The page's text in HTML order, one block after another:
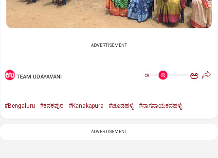
ADVERTISEMENT
TEAM UDAYAVANI ಅ ಅ
#Bengaluru #ಕನಕಪುರ #Kanakapura #ಚೂಡಹಳ್ಳಿ #ನಾಗನಾಯಕನಹಳ್ಳಿ
ADVERTISEMENT